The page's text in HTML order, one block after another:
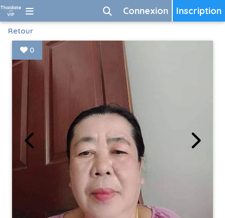
Inscription
Connexion
Retour
0